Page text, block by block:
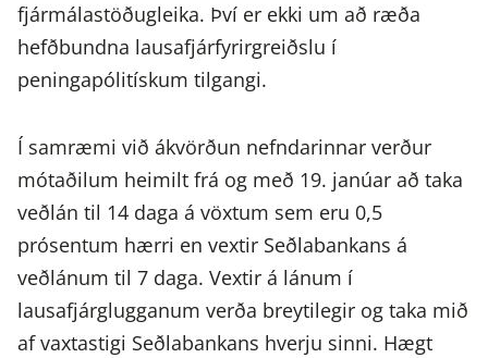
fjármálastöðugleika. Því er ekki um að ræða
hefðbundna lausafjárfyrirgreiðslu í
peningapólitískum tilgangi.
Í samræmi við ákvörðun nefndarinnar verður
mótaðilum heimilt frá og með 19. janúar að taka
veðlán til 14 daga á vöxtum sem eru 0,5
prósentum hærri en vextir Seðlabankans á
veðlánum til 7 daga. Vextir á lánum í
lausafjárglugganum verða breytilegir og taka mið
af vaxtastigi Seðlabankans hverju sinni. Hægt